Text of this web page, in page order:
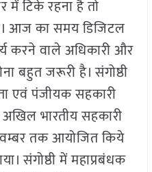
में टिके रहना है तो
आज का समय डिजिटल
करने वाले अधिकारी और
बहुत जरूरी है। संगोष्ठी
एवं पंजीयक सहकारी
भारतीय सहकारी
तक आयोजित किये
संगोष्ठी में महाप्रबंधक